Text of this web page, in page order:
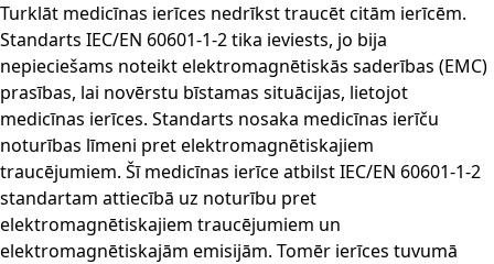
Turklāt medicīnas ierīces nedrīkst traucēt citām ierīcēm.
Standarts IEC/EN 60601-1-2 tika ieviests, jo bija
nepieciešams noteikt elektromagnētiskās saderības (EMC)
prasības, lai novērstu bīstamas situācijas, lietojot
medicīnas ierīces. Standarts nosaka medicīnas ierīču
noturības līmeni pret elektromagnētiskajiem
traucējumiem. Šī medicīnas ierīce atbilst IEC/EN 60601-1-2
standartam attiecībā uz noturību pret
elektromagnētiskajiem traucējumiem un
elektromagnētiskajām emisijām. Tomēr ierīces tuvumā